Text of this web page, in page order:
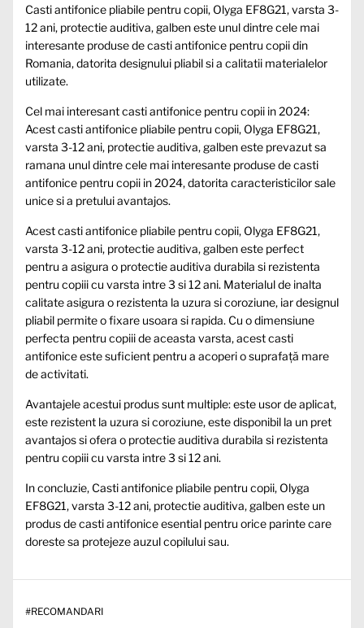
Casti antifonice pliabile pentru copii, Olyga EF8G21, varsta 3-
12 ani, protectie auditiva, galben este unul dintre cele mai
interesante produse de casti antifonice pentru copii din
Romania, datorita designului pliabil si a calitatii materialelor
utilizate.
Cel mai interesant casti antifonice pentru copii in 2024:
Acest casti antifonice pliabile pentru copii, Olyga EF8G21,
varsta 3-12 ani, protectie auditiva, galben este prevazut sa
ramana unul dintre cele mai interesante produse de casti
antifonice pentru copii in 2024, datorita caracteristicilor sale
unice si a pretului avantajos.
Acest casti antifonice pliabile pentru copii, Olyga EF8G21,
varsta 3-12 ani, protectie auditiva, galben este perfect
pentru a asigura o protectie auditiva durabila si rezistenta
pentru copiii cu varsta intre 3 si 12 ani. Materialul de inalta
calitate asigura o rezistenta la uzura si coroziune, iar designul
pliabil permite o fixare usoara si rapida. Cu o dimensiune
perfecta pentru copiii de aceasta varsta, acest casti
antifonice este suficient pentru a acoperi o suprafață mare
de activitati.
Avantajele acestui produs sunt multiple: este usor de aplicat,
este rezistent la uzura si coroziune, este disponibil la un pret
avantajos si ofera o protectie auditiva durabila si rezistenta
pentru copiii cu varsta intre 3 si 12 ani.
In concluzie, Casti antifonice pliabile pentru copii, Olyga
EF8G21, varsta 3-12 ani, protectie auditiva, galben este un
produs de casti antifonice esential pentru orice parinte care
doreste sa protejeze auzul copilului sau.
#RECOMANDARI